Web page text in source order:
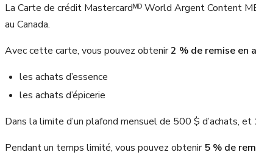
La Carte de crédit Mastercardᴹᴰ World Argent Content
au Canada.
Avec cette carte, vous pouvez obtenir2 % de remise en
les achats d’essence
les achats d’épicerie
Dans la limite d’un plafond mensuel de 500 $ d’achats, et
Pendant un temps limité, vous pouvez obtenir5 % de